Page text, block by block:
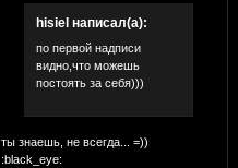
hisiel написал(а):
по первой надписи
видно,что можешь
постоять за себя)))
ты знаешь, не всегда... =))
:black_eye: